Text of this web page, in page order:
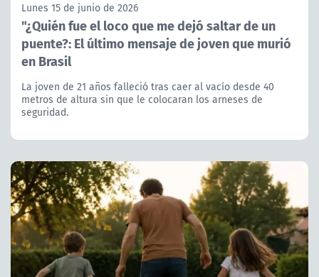
Lunes 15 de junio de 2026
"¿Quién fue el loco que me dejó saltar de un
puente?: El último mensaje de joven que murió
en Brasil
La joven de 21 años falleció tras caer al vacío desde 40
metros de altura sin que le colocaran los arneses de
seguridad.